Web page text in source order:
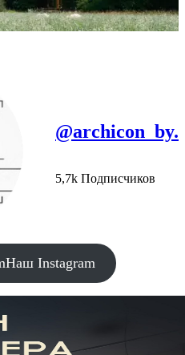
@archicon_by.
5,7k Подписчиков
Наш Instagram